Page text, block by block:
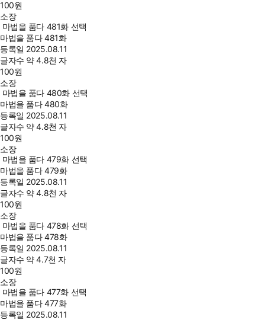
100원
소장
마법을 품다 481화 선택
마법을 품다 481화
등록일 2025.08.11
글자수 약 4.8천 자
100원
소장
마법을 품다 480화 선택
마법을 품다 480화
등록일 2025.08.11
글자수 약 4.8천 자
100원
소장
마법을 품다 479화 선택
마법을 품다 479화
등록일 2025.08.11
글자수 약 4.8천 자
100원
소장
마법을 품다 478화 선택
마법을 품다 478화
등록일 2025.08.11
글자수 약 4.7천 자
100원
소장
마법을 품다 477화 선택
마법을 품다 477화
등록일 2025.08.11